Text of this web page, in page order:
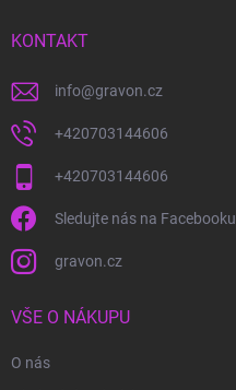
KONTAKT
info@gravon.cz
+420703144606
+420703144606
Sledujte nás na Facebooku
gravon.cz
VŠE O NÁKUPU
O nás